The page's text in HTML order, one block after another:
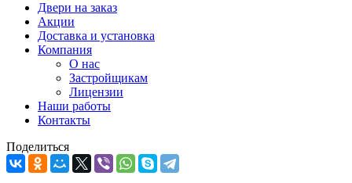
Двери на заказ
Акции
Доставка и установка
Компания
О нас
Застройщикам
Лицензии
Наши работы
Контакты
Поделиться